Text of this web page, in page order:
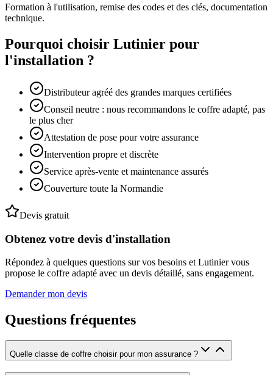
Formation à l'utilisation, remise des codes et des clés, documentation
technique.
Pourquoi choisir Lutinier pour
l'installation ?
Distributeur agréé des grandes marques certifiées
Conseil neutre : nous recommandons le coffre adapté, pas
le plus cher
Attestation de pose pour votre assurance
Intervention propre et discrète
Service après-vente et maintenance assurés
Couverture toute la Normandie
Devis gratuit
Obtenez votre devis d'installation
Répondez à quelques questions sur vos besoins et Lutinier vous
propose le coffre adapté avec un devis détaillé, sans engagement.
Demander mon devis
Questions fréquentes
Quelle classe de coffre choisir pour mon assurance ?